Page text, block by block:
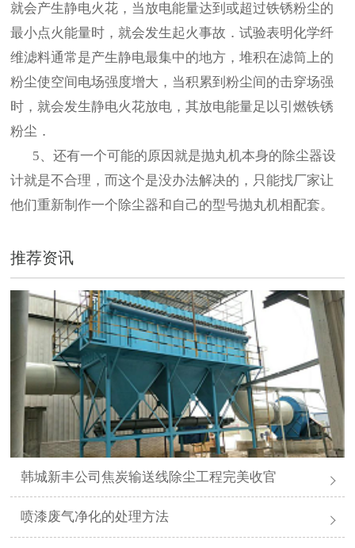
就会产生静电火花，当放电能量达到或超过铁锈粉尘的
最小点火能量时，就会发生起火事故．试验表明化学纤
维滤料通常是产生静电最集中的地方，堆积在滤筒上的
粉尘使空间电场强度增大，当积累到粉尘间的击穿场强
时，就会发生静电火花放电，其放电能量足以引燃铁锈
粉尘．
5、还有一个可能的原因就是抛丸机本身的除尘器设
计就是不合理，而这个是没办法解决的，只能找厂家让
他们重新制作一个除尘器和自己的型号抛丸机相配套。
推荐资讯
韩城新丰公司焦炭输送线除尘工程完美收官
喷漆废气净化的处理方法